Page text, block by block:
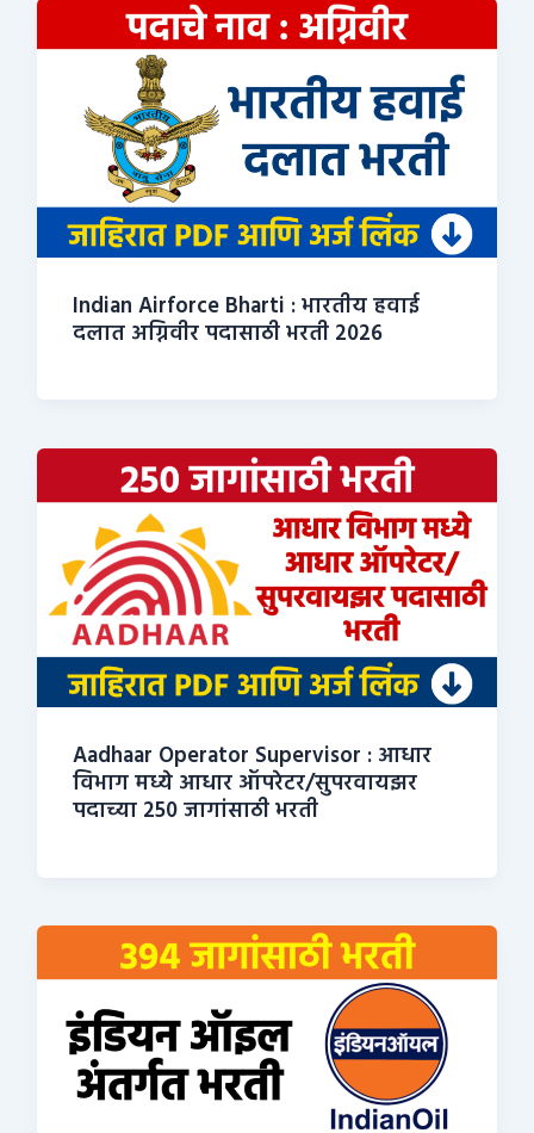
Indian Airforce Bharti : भारतीय हवाई
दलात अग्निवीर पदासाठी भरती 2026
Aadhaar Operator Supervisor : आधार
विभाग मध्ये आधार ऑपरेटर/सुपरवायझर
पदाच्या 250 जागांसाठी भरती